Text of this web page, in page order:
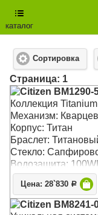
каталог
Сортировка
Cтраница: 1
Citizen BM1290-
Коллекция Titanium
Механизм:
Корпус: Титан
Браслет:
Стекло:
Водозащита:
Цена: 28`830 Р
Citizen BM8241-